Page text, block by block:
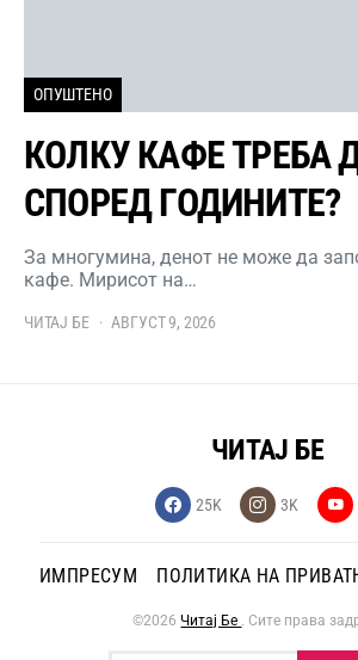
ОПУШТЕНО
КОЛКУ КАФЕ ТРЕБА
СПОРЕД ГОДИНИТЕ?
За многумина, денот не може да
кафе. Мирисот на…
ЧИТАЈ БЕ АВГУСТ 9, 2026
ЧИТАЈ БЕ
25K 3K
ИМПРЕСУМ ПОЛИТИКА НА
©2026Читај Бе . Сите права